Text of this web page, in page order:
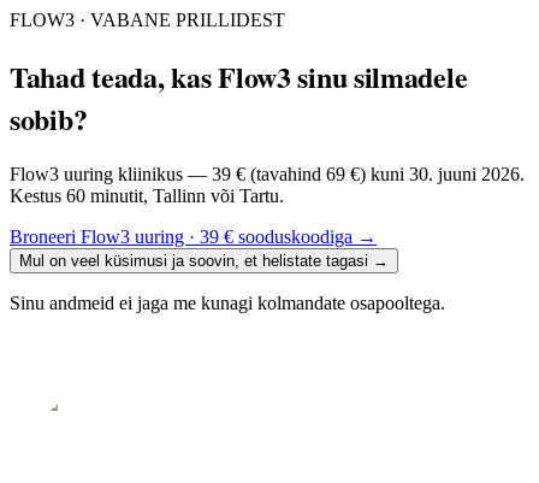
FLOW3 · VABANE PRILLIDEST
Tahad teada, kas Flow3 sinu silmadele
sobib?
Flow3 uuring kliinikus — 39 € (tavahind 69 €) kuni 30. juuni 2026.
Kestus 60 minutit, Tallinn või Tartu.
Broneeri Flow3 uuring · 39 € sooduskoodiga →
Mul on veel küsimusi ja soovin, et helistate tagasi →
Sinu andmeid ei jaga me kunagi kolmandate osapooltega.